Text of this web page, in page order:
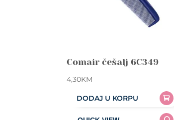
Comair češalj 6C349
4,30KM
DODAJ U KORPU